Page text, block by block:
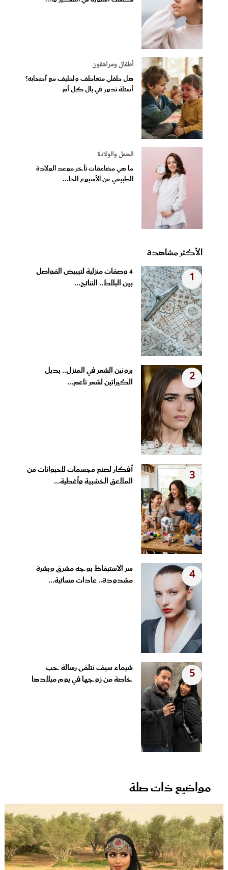
أطفال ومراهقون
هل طفلي متعاطف ولطيف مع أصحابه؟
أسئلة تدور في بال كل أم
الحمل والولادة
ما هي مضاعفات تأخر موعد الولادة
الطبيعي عن الأسبوع الحا...
الأكثر مشاهدة
1
4 وصفات منزلية لتبييض الفواصل
بين البلاط.. النتائج...
2
بروتين الشعر في المنزل.. بديل
الكيراتين لشعر ناعم...
3
أفكار لصنع مجسمات للحيوانات من
الملاعق الخشبية وأغطية...
4
سر الاستيقاظ بوجه مشرق وبشرة
مشدودة.. عادات مسائية...
5
شيماء سيف تتلقى رسالة حب
خاصة من زوجها في يوم ميلادها
مواضيع ذات صلة